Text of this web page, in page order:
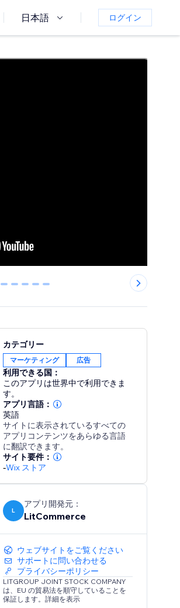
日本語 ログイン
3 4 5 6 7
カテゴリー
マーケティング 広告
利用できる国：
このアプリは世界中で利用できま
す。
アプリ言語：
英語
サイトに表示されているすべての
アプリコンテンツをあらゆる言語
に翻訳できます。
サイト要件：
-Wix ストア
L
アプリ開発元：
LitCommerce
ウェブサイトをご覧ください
サポートに問い合わせる
プライバシーポリシー
LITGROUP JOINT STOCK COMPANY
は、EU の貿易法を順守していることを
保証します。詳細を表示